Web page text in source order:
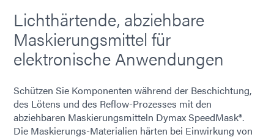
Lichthärtende, abziehbare
Maskierungsmittel für
elektronische Anwendungen
Schützen Sie Komponenten während der Beschichtung,
des Lötens und des Reflow-Prozesses mit den
abziehbaren Maskierungsmitteln Dymax SpeedMask®.
Die Maskierungs-Materialien härten bei Einwirkung von